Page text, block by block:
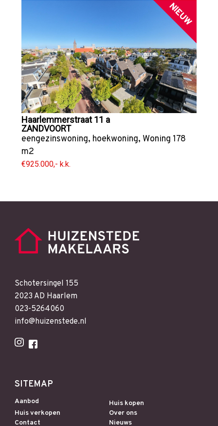
NIEUW
Haarlemmerstraat 11 a
ZANDVOORT
eengezinswoning, hoekwoning, Woning 178
m2
€925.000,- k.k.
Schotersingel 155
2023 AD Haarlem
023-5264060
info@huizenstede.nl
SITEMAP
Aanbod
Huis kopen
Huis verkopen
Over ons
Contact
Nieuws